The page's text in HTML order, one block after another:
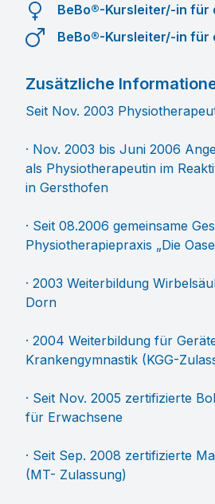
BeBo®-Kursleiter/-in für
BeBo®-Kursleiter/-in für
Zusätzliche
Seit Nov. 2003
· Nov. 2003 bis Juni 2006
als Physiotherapeutin im
in Gersthofen
· Seit 08.2006 gemeinsame
Physiotherapiepraxis „Die
· 2003 Weiterbildung
Dorn
· 2004 Weiterbildung für
Krankengymnastik (KGG-
· Seit Nov. 2005 zertifizierte
für Erwachsene
· Seit Sep. 2008 zertifizierte
(MT- Zulassung)